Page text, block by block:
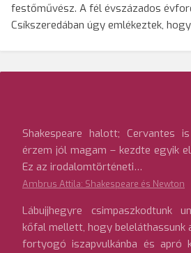
festőművész. A fél évszázados
Csíkszeredában úgy emlékeztek,
Shakespeare halott;
érzem jól magam – kezdte egyik
Ez az irodalomtörténeti…
Ambrus Attila: Shakespeare és Newton
Lábujjhegyre csimpaszkodtunk
kőfal mellett, hogy beleláthassunk
fortyogó iszapvulkánba és apró